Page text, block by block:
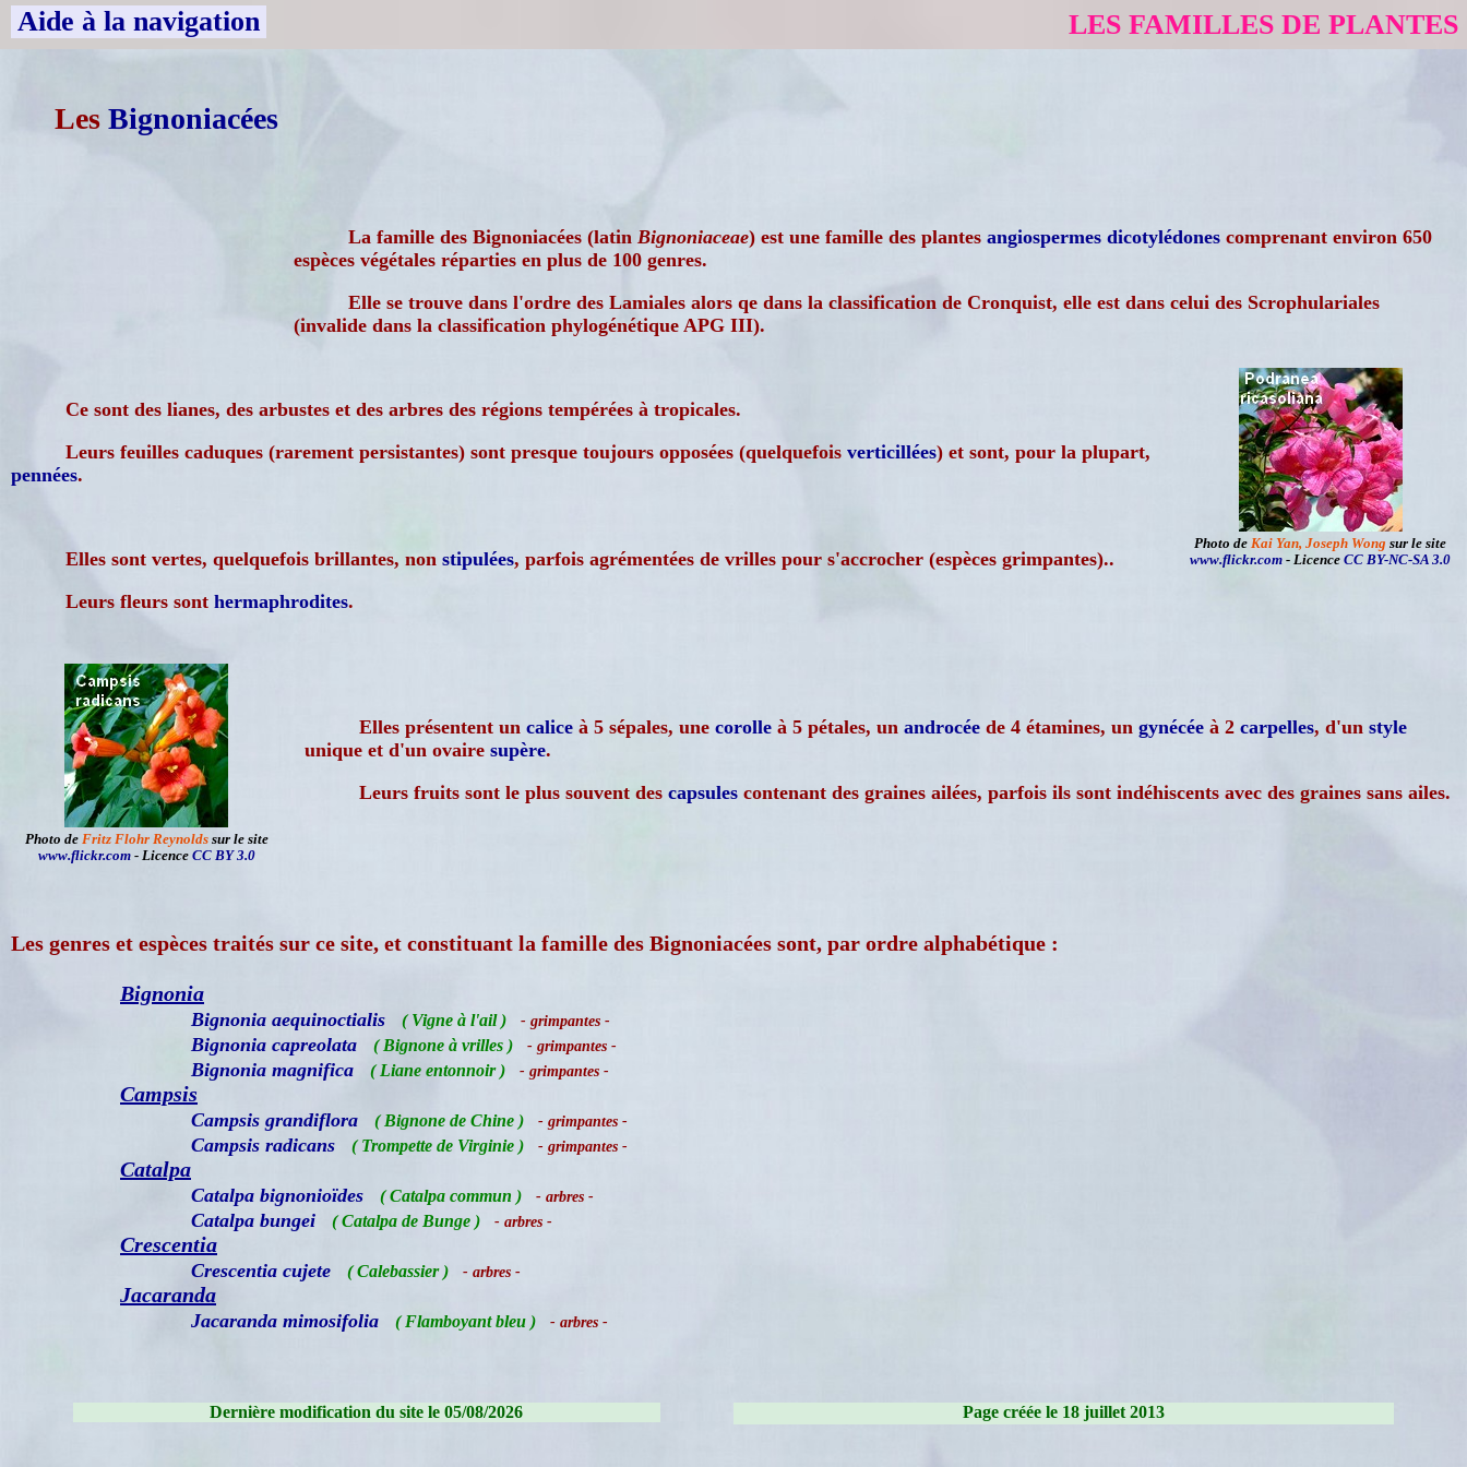
Aide à la navigation LES FAMILLES DE PLANTES
Les Bignoniacées
La famille des Bignoniacées (latin Bignoniaceae) est une famille des plantes angiospermes dicotylédonescomprenant environ 650
espèces végétales réparties en plus de 100 genres.
Elle se trouve dans l'ordre des Lamiales alors qe dans la classification de Cronquist, elle est dans celui des Scrophulariales
(invalide dans la classification phylogénétique APG III).
Photo deKai Yan, Joseph Wong sur le site
www.flickr.com - LicenceCC BY-NC-SA 3.0
Ce sont des lianes, des arbustes et des arbres des régions tempérées à tropicales.
Leurs feuilles caduques (rarement persistantes) sont presque toujours opposées (quelquefois verticillées) et sont, pour la plupart,
pennées.
Elles sont vertes, quelquefois brillantes, non stipulées, parfois agrémentées de vrilles pour s'accrocher (espèces grimpantes)..
Leurs fleurs sont hermaphrodites.
Photo de Fritz Flohr Reynoldssur le site
www.flickr.com- Licence CC BY 3.0
Elles présentent un caliceà 5 sépales, une corolleà 5 pétales, un androcéede 4 étamines, un gynécéeà 2 carpelles, d'un style
unique et d'un ovaire supère.
Leurs fruits sont le plus souvent des capsulescontenant des graines ailées, parfois ils sont indéhiscents avec des graines sans ailes.
Les genres et espèces traités sur ce site, et constituant la famille des Bignoniacées sont, par ordre alphabétique :
Bignonia
Bignonia aequinoctialis ( Vigne à l'ail ) - grimpantes -
Bignonia capreolata ( Bignone à vrilles ) - grimpantes -
Bignonia magnifica ( Liane entonnoir ) - grimpantes -
Campsis
Campsis grandiflora ( Bignone de Chine ) - grimpantes -
Campsis radicans ( Trompette de Virginie ) - grimpantes -
Catalpa
Catalpa bignonioïdes ( Catalpa commun ) - arbres -
Catalpa bungei ( Catalpa de Bunge ) - arbres -
Crescentia
Crescentia cujete ( Calebassier ) - arbres -
Jacaranda
Jacaranda mimosifolia ( Flamboyant bleu ) - arbres -
Dernière modification du site le 05/08/2026 Page créée le 18 juillet 2013